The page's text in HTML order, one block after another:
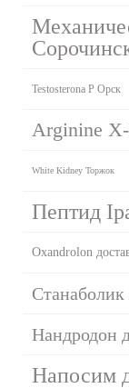
Testosterona P Орск
Arginine
White Kidney Торжок
Пептид
Oxandrolon
Нандродон
Напосим